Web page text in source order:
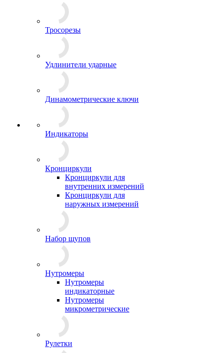
Тросорезы
Удлинители ударные
Динамометрические ключи
Индикаторы
Кронциркули
Кронциркули для
внутренних измерений
Кронциркули для
наружных измерений
Набор щупов
Нутромеры
Нутромеры
индикаторные
Нутромеры
микрометрические
Рулетки